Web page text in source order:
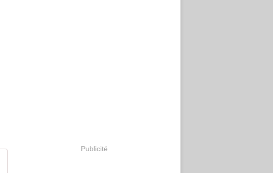
Publicité